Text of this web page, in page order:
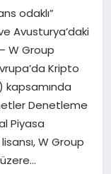
odaklı”
Avusturya’daki
W Group
Kripto
kapsamında
Denetleme
Piyasa
W Group